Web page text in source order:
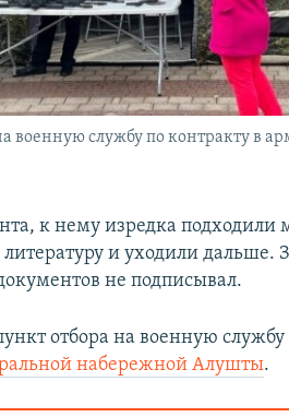
военную службу по контракту в
к нему изредка подходили
и уходили дальше.
не подписывал.
отбора на военную
набережной Алушты.